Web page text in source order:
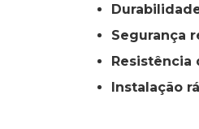
Segurança
Resistência
Instalação